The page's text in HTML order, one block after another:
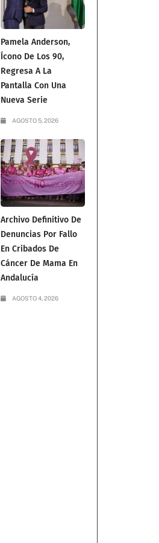
Pamela Anderson,
Ícono De Los 90,
Regresa A La
Pantalla Con Una
Nueva Serie
AGOSTO 5, 2026
Archivo Definitivo De
Denuncias Por Fallo
En Cribados De
Cáncer De Mama En
Andalucía
AGOSTO 4, 2026